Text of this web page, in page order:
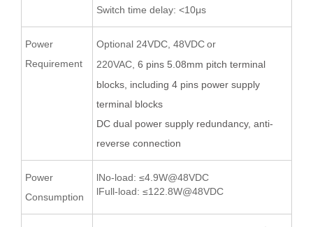
Switch time delay: <10μs
Power
Requirement
Optional 24VDC, 48VDCor
220VAC 6 pins 5.08mm pitch terminal
blocks , including 4 pins power supply
terminal blocks
DC dual power supply redundancy, anti-
reverse connection
Power
Consumption
lNo-load: ≤4.9W@48VDC
lFull-load: ≤122.8W@48VDC